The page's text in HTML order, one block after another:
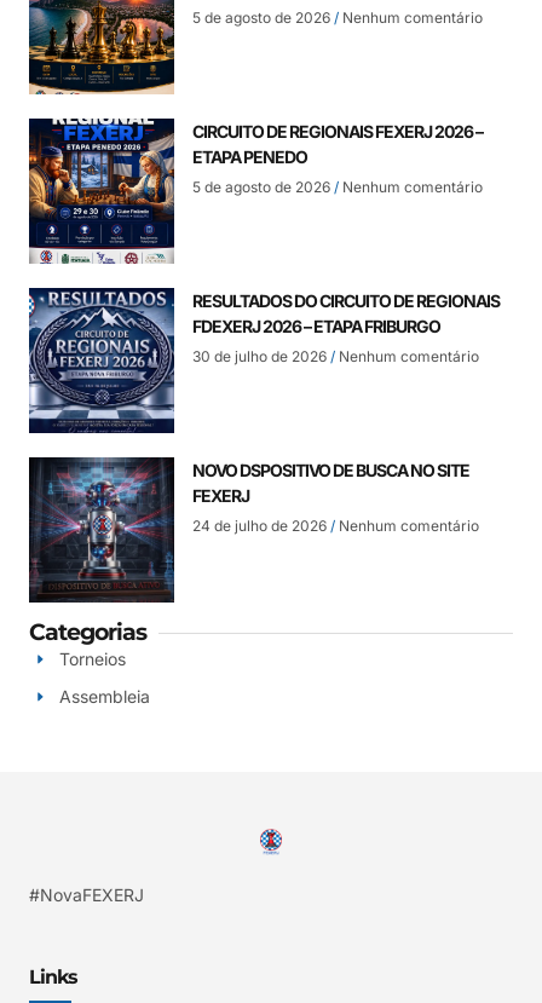
5 de agosto de 2026 Nenhum comentário
CIRCUITO DE REGIONAIS FEXERJ 2026 –
ETAPA PENEDO
5 de agosto de 2026 Nenhum comentário
RESULTADOS DO CIRCUITO DE REGIONAIS
FDEXERJ 2026 – ETAPA FRIBURGO
30 de julho de 2026 Nenhum comentário
NOVO DSPOSITIVO DE BUSCA NO SITE
FEXERJ
24 de julho de 2026 Nenhum comentário
Categorias
Torneios
Assembleia
#NovaFEXERJ
Links